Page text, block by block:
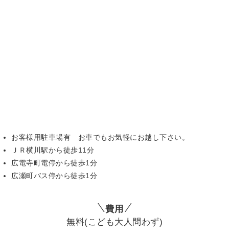
お客様用駐車場有 お車でもお気軽にお越し下さい。
ＪＲ横川駅から徒歩11分
広電寺町電停から徒歩1分
広瀬町バス停から徒歩1分
費用
無料(こども大人問わず)